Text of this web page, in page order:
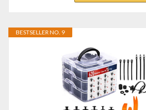
BESTSELLER NO. 9